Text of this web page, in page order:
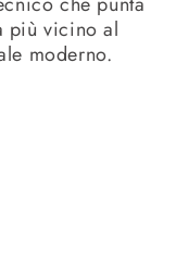
più vicino al
moderno.